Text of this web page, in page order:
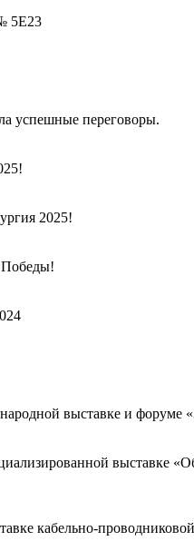
5Е23
успешные переговоры.
2025!
Победы!
выставке и форуме
выставке
кабельно-